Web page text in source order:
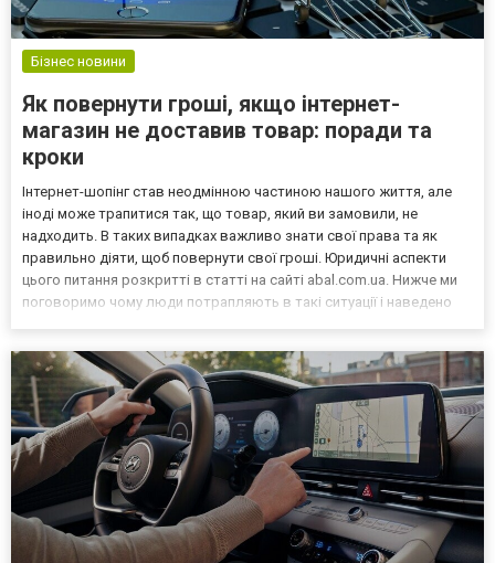
Бізнес новини
Як повернути гроші, якщо інтернет-
магазин не доставив товар: поради та
кроки
Інтернет-шопінг став неодмінною частиною нашого життя, але
іноді може трапитися так, що товар, який ви замовили, не
надходить. В таких випадках важливо знати свої права та як
правильно діяти, щоб повернути свої гроші. Юридичні аспекти
цього питання розкритті в статті на сайті abal.com.ua. Нижче ми
поговоримо чому люди потрапляють в такі ситуації і наведено